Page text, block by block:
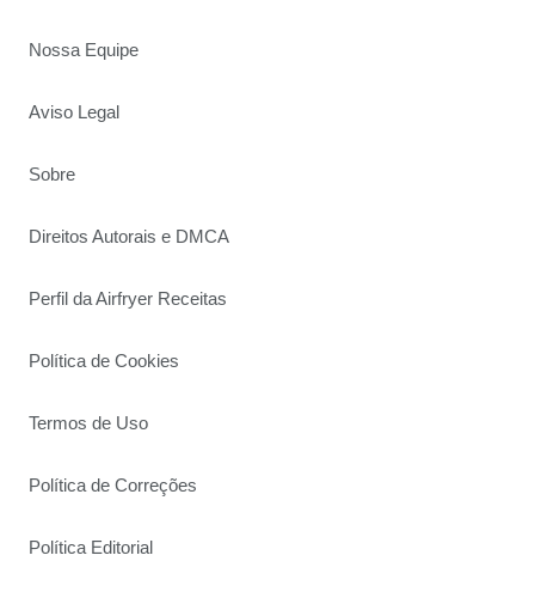
Nossa Equipe
Aviso Legal
Sobre
Direitos Autorais e DMCA
Perfil da Airfryer Receitas
Política de Cookies
Termos de Uso
Política de Correções
Política Editorial